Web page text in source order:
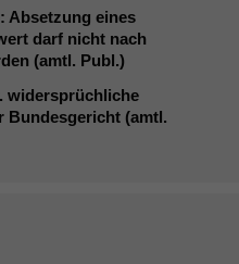
Absetzung eines
darf nicht nach
(amtl. Publ.)
widersprüchliche
Bundesgericht (amtl.
korrekt
angezeigt
werden kann.